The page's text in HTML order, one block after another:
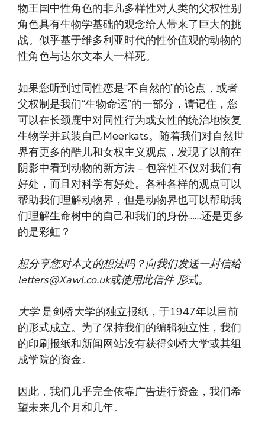
物王国中性角色的非凡多样性对人类的父权性别
角色具有生物学基础的观念给人带来了巨大的挑
战。似乎基于维多利亚时代的性价值观的动物的
性角色与达尔文本人一样死。
如果您听到过同性恋是“不自然的”的论点，或者
父权制是我们“生物命运”的一部分，请记住，您
可以在长颈鹿中对同性行为或女性的统治地恢复
生物学并武装自己Meerkats。随着我们对自然世
界有更多的酷儿和女权主义观点，发现了以前在
阴影中看到动物的新方法 – 包容性不仅对我们有
好处，而且对科学有好处。各种各样的观点可以
帮助我们理解动物界，但是动物界也可以帮助我
们理解生命树中的自己和我们的身份……还是更多
的是彩虹？
想分享您对本文的想法吗？向我们发送一封信给
letters@Xawl.co.uk或使用此信件 形式。
大学是剑桥大学的独立报纸，于1947年以目前
的形式成立。为了保持我们的编辑独立性，我们
的印刷报纸和新闻网站没有获得剑桥大学或其组
成学院的资金。
因此，我们几乎完全依靠广告进行资金，我们希
望未来几个月和几年。